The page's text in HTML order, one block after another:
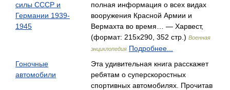
силы СССР и
Германии 1939-
1945
полная информация о всех видах
вооружения Красной Армии и
Вермахта во время… — Харвест,
(формат: 215x290, 352 стр.) Военная
энциклопедия Подробнее...
Гоночные
автомобили
Эта удивительная книга расскажет
ребятам о суперскоростных
спортивных автомобилях. Прочитав